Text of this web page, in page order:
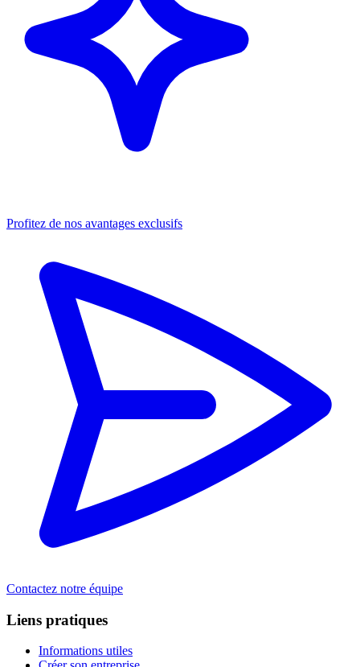
Profitez de nos avantages exclusifs
Contactez notre équipe
Liens pratiques
Informations utiles